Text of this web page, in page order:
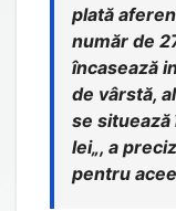
plată
număr de
încasează
de vârstă,
se situează
lei„, a
pentru